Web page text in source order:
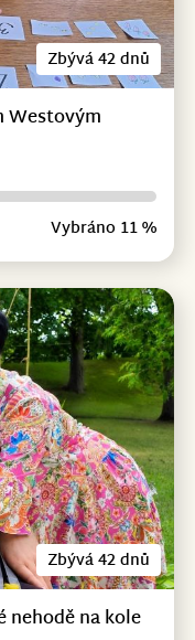
Zbývá 42 dnů
Westovým
Vybráno 11 %
Zbývá 42 dnů
nehodě na kole